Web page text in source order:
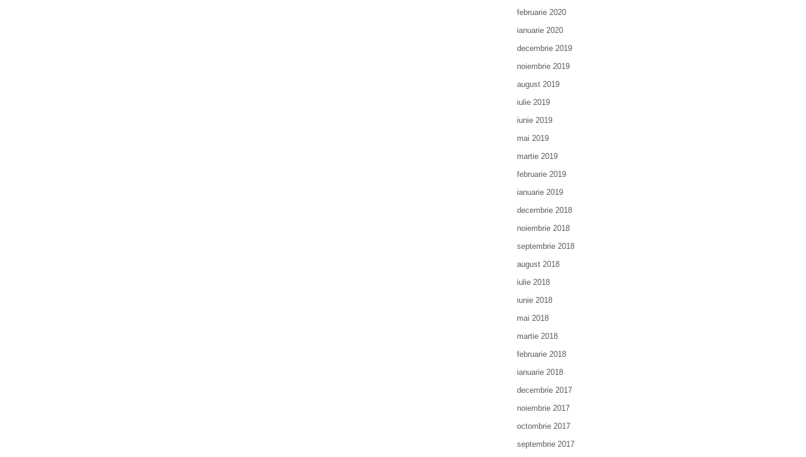
februarie 2020
ianuarie 2020
decembrie 2019
noiembrie 2019
august 2019
iulie 2019
iunie 2019
mai 2019
martie 2019
februarie 2019
ianuarie 2019
decembrie 2018
noiembrie 2018
septembrie 2018
august 2018
iulie 2018
iunie 2018
mai 2018
martie 2018
februarie 2018
ianuarie 2018
decembrie 2017
noiembrie 2017
octombrie 2017
septembrie 2017